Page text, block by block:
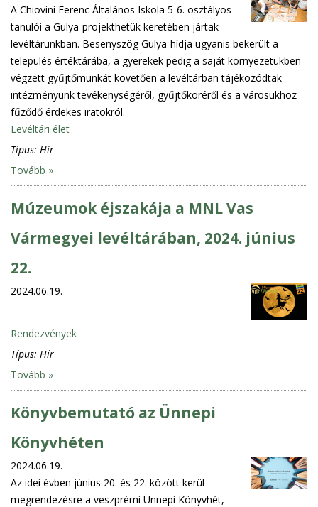
A Chiovini Ferenc Általános Iskola 5-6. osztályos
tanulói a Gulya-projekthetük keretében jártak
levéltárunkban. Besenyszög Gulya-hídja ugyanis bekerült a
település értéktárába, a gyerekek pedig a saját környezetükben
végzett gyűjtőmunkát követően a levéltárban tájékozódtak
intézményünk tevékenységéről, gyűjtőköréről és a városukhoz
fűződő érdekes iratokról.
Levéltári élet
Típus: Hír
Tovább »
Múzeumok éjszakája a MNL Vas
Vármegyei levéltárában, 2024. június
22.
2024.06.19.
Rendezvények
Típus: Hír
Tovább »
Könyvbemutató az Ünnepi
Könyvhéten
2024.06.19.
Az idei évben június 20. és 22. között kerül
megrendezésre a veszprémi Ünnepi Könyvhét,